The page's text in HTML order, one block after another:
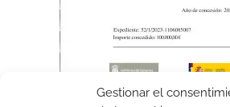
Gestionar el